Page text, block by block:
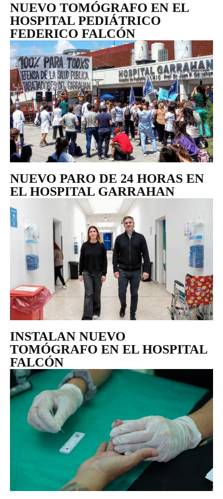
NUEVO TOMÓGRAFO EN EL
HOSPITAL PEDIÁTRICO
FEDERICO FALCÓN
NUEVO PARO DE 24 HORAS EN
EL HOSPITAL GARRAHAN
INSTALAN NUEVO
TOMÓGRAFO EN EL HOSPITAL
FALCÓN